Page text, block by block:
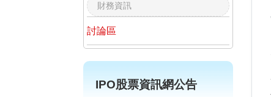
財務資訊
討論區
IPO股票資訊網公告